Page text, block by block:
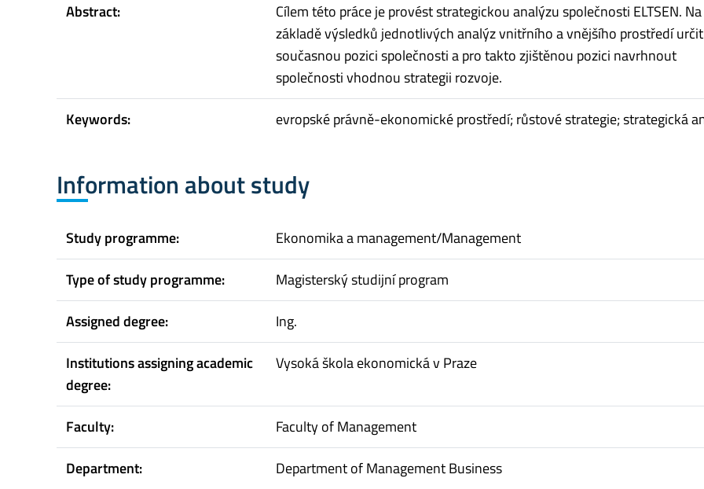
Abstract:
Cílem této práce je provést strategickou analýzu společnosti ELTSEN. Na
základě výsledků jednotlivých analýz vnitřního a vnějšího prostředí určit
současnou pozici společnosti a pro takto zjištěnou pozici navrhnout
společnosti vhodnou strategii rozvoje.
Keywords:
evropské právně-ekonomické prostředí; růstové strategie; strategická
Information about study
Study programme:
Ekonomika a management/Management
Type of study programme:
Magisterský studijní program
Assigned degree:
Ing.
Institutions assigning academic
degree:
Vysoká škola ekonomická v Praze
Faculty:
Faculty of Management
Department:
Department of Management Business